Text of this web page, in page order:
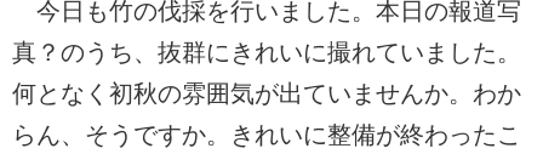
今日も竹の伐採を行いました。本日の報道写
真？のうち、抜群にきれいに撮れていました。
何となく初秋の雰囲気が出ていませんか。わか
らん、そうですか。きれいに整備が終わったこ